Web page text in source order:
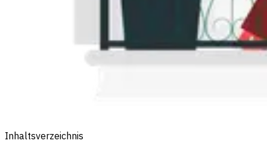
Inhaltsverzeichnis